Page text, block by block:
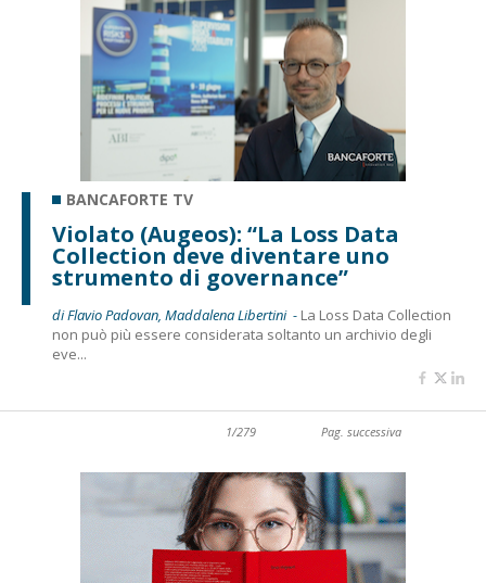
BANCAFORTE TV
Violato (Augeos): “La Loss Data
Collection deve diventare uno
strumento di governance”
di Flavio Padovan, Maddalena Libertini - La Loss Data Collection
non può più essere considerata soltanto un archivio degli
eve...
1/279 Pag. successiva